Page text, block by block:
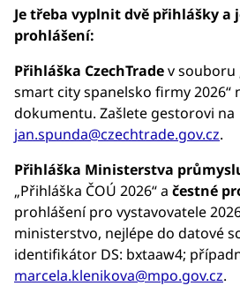
Je třeba vyplnit dvě přihlášky a
prohlášení:
Přihláška CzechTradev souboru
smart city spanelsko firmy 2026“
dokumentu. Zašlete gestorovi na
jan.spunda@czechtrade.gov.cz.
Přihláška Ministerstva
„Přihláška ČOÚ 2026“ a čestné
prohlášení pro vystavovatele
ministerstvo, nejlépe do datové
identifikátor DS: bxtaaw4;
marcela.klenikova@mpo.gov.cz.